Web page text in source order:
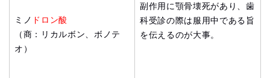
ミノ ドロン酸
（商：リカルボン、ボノテ
オ）
副作用に顎骨壊死があり、歯
科受診の際は服用中である旨
を伝えるのが大事。